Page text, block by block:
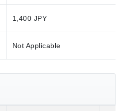
1,400 JPY
Not Applicable